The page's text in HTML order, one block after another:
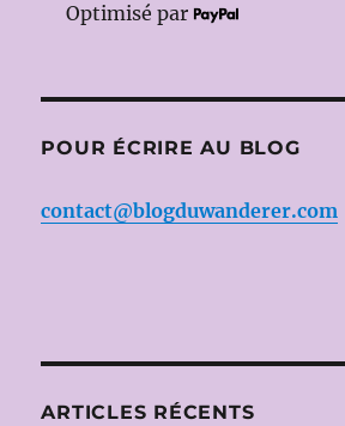
Optimisé par
POUR ÉCRIRE AU BLOG
contact@blogduwanderer.com
ARTICLES RÉCENTS